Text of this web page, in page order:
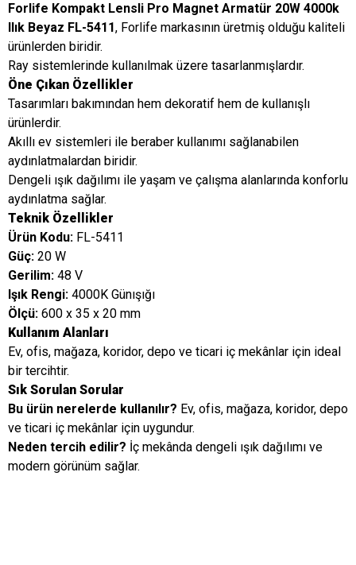
Forlife Kompakt Lensli Pro Magnet Armatür 20W 4000k
Ilık Beyaz FL-5411, Forlife markasının üretmiş olduğu kaliteli
ürünlerden biridir.
Ray sistemlerinde kullanılmak üzere tasarlanmışlardır.
Öne Çıkan Özellikler
Tasarımları bakımından hem dekoratif hem de kullanışlı
ürünlerdir.
Akıllı ev sistemleri ile beraber kullanımı sağlanabilen
aydınlatmalardan biridir.
Dengeli ışık dağılımı ile yaşam ve çalışma alanlarında konforlu
aydınlatma sağlar.
Teknik Özellikler
Ürün Kodu: FL-5411
Güç: 20 W
Gerilim: 48 V
Işık Rengi: 4000K Günışığı
Ölçü: 600 x 35 x 20 mm
Kullanım Alanları
Ev, ofis, mağaza, koridor, depo ve ticari iç mekânlar için ideal
bir tercihtir.
Sık Sorulan Sorular
Bu ürün nerelerde kullanılır? Ev, ofis, mağaza, koridor, depo
ve ticari iç mekânlar için uygundur.
Neden tercih edilir? İç mekânda dengeli ışık dağılımı ve
modern görünüm sağlar.